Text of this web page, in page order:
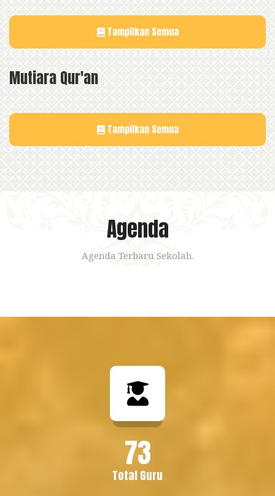
Tampilkan Semua
Mutiara Qur'an
Tampilkan Semua
Agenda
Agenda Terbaru Sekolah.
73
Total Guru